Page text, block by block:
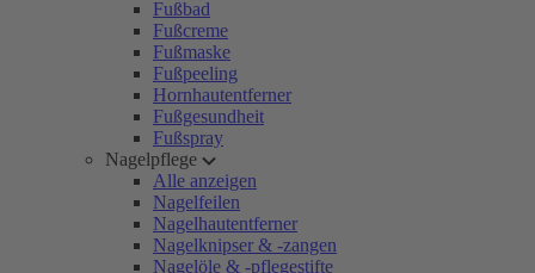
Fußbad
Fußcreme
Fußmaske
Fußpeeling
Hornhautentferner
Fußgesundheit
Fußspray
Nagelpflege
Alle anzeigen
Nagelfeilen
Nagelhautentferner
Nagelknipser & -zangen
Nagelöle & -pflegestifte